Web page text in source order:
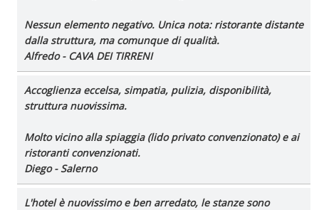
Nessun elemento negativo. Unica nota: ristorante distante
dalla struttura, ma comunque di qualità.
Alfredo - CAVA DEI TIRRENI
Accoglienza eccelsa, simpatia, pulizia, disponibilità,
struttura nuovissima.
Molto vicino alla spiaggia (lido privato convenzionato) e ai
ristoranti convenzionati.
Diego - Salerno
L'hotel è nuovissimo e ben arredato, le stanze sono